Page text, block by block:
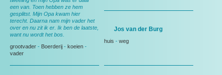
een van. Toen hebben ze hem
gesplitst. Mijn Opa kwam hier
terecht. Daarna nam mijn vader het
over en nu zit ik er. Ik ben de laatste,
want nu wordt het bos.
grootvader - Boerderij - koeien -
vader
Jos van der Burg
huis - weg